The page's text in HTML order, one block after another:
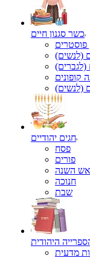
כשר סגנון חיים
פוסטרים
(לנשים)
(לגברים)
קופונים
(לנשים)
חגים יהודיים
פסח
פורים
השנה
חנוכה
שבת
היהודית
מדעית